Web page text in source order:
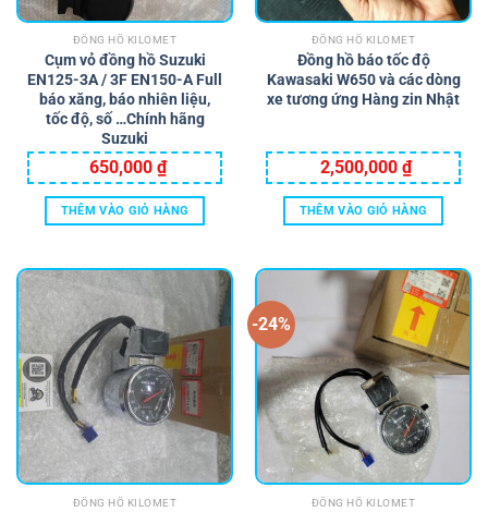
ĐỒNG HỒ KILOMET
Cụm vỏ đồng hồ Suzuki
EN125-3A / 3F EN150-A Full
báo xăng, báo nhiên liệu,
tốc độ, số …Chính hãng
Suzuki
650,000 ₫
THÊM VÀO GIỎ HÀNG
ĐỒNG HỒ KILOMET
Đồng hồ báo tốc độ
Kawasaki W650 và các dòng
xe tương ứng Hàng zin Nhật
2,500,000 ₫
THÊM VÀO GIỎ HÀNG
ĐỒNG HỒ KILOMET
-24%
ĐỒNG HỒ KILOMET